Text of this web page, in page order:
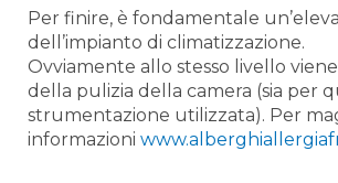
Per finire, è fondamentale
dell’impianto di climatizzazione.
Ovviamente allo stesso livello
della pulizia della camera (sia per
strumentazione utilizzata). Per
informazioni